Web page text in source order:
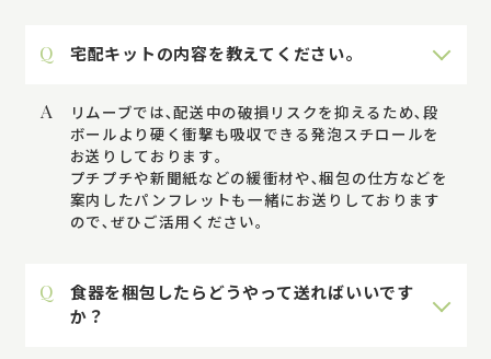
Q 宅配キットの内容を教えてください。
A
リムーブでは､配送中の破損リスクを抑えるため､段
ボールより硬く衝撃も吸収できる発泡スチロールを
お送りしております｡
プチプチや新聞紙などの緩衝材や､梱包の仕方などを
案内したパンフレットも一緒にお送りしております
ので､ぜひご活用ください。
Q
食器を梱包したらどうやって送ればいいです
か？